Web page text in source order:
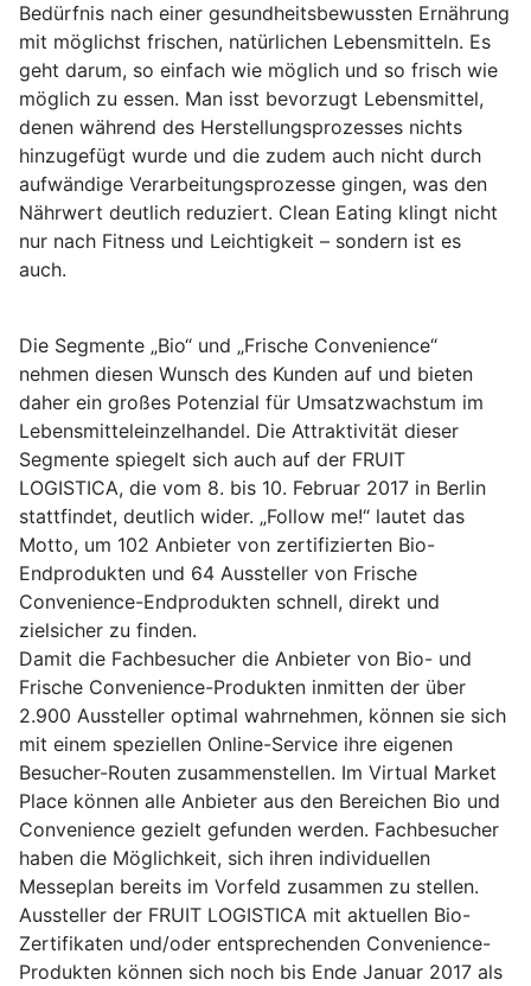
Bedürfnis nach einer gesundheitsbewussten Ernährung
mit möglichst frischen, natürlichen Lebensmitteln. Es
geht darum, so einfach wie möglich und so frisch wie
möglich zu essen. Man isst bevorzugt Lebensmittel,
denen während des Herstellungsprozesses nichts
hinzugefügt wurde und die zudem auch nicht durch
aufwändige Verarbeitungsprozesse gingen, was den
Nährwert deutlich reduziert. Clean Eating klingt nicht
nur nach Fitness und Leichtigkeit – sondern ist es
auch.
Die Segmente „Bio“ und „Frische Convenience“
nehmen diesen Wunsch des Kunden auf und bieten
daher ein großes Potenzial für Umsatzwachstum im
Lebensmitteleinzelhandel. Die Attraktivität dieser
Segmente spiegelt sich auch auf der FRUIT
LOGISTICA, die vom 8. bis 10. Februar 2017 in Berlin
stattfindet, deutlich wider. „Follow me!“ lautet das
Motto, um 102 Anbieter von zertifizierten Bio-
Endprodukten und 64 Aussteller von Frische
Convenience-Endprodukten schnell, direkt und
zielsicher zu finden.
Damit die Fachbesucher die Anbieter von Bio- und
Frische Convenience-Produkten inmitten der über
2.900 Aussteller optimal wahrnehmen, können sie sich
mit einem speziellen Online-Service ihre eigenen
Besucher-Routen zusammenstellen. Im Virtual Market
Place können alle Anbieter aus den Bereichen Bio und
Convenience gezielt gefunden werden. Fachbesucher
haben die Möglichkeit, sich ihren individuellen
Messeplan bereits im Vorfeld zusammen zu stellen.
Aussteller der FRUIT LOGISTICA mit aktuellen Bio-
Zertifikaten und/oder entsprechenden Convenience-
Produkten können sich noch bis Ende Januar 2017 als